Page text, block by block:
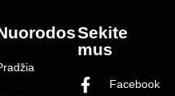
Sekite
mus
Facebook